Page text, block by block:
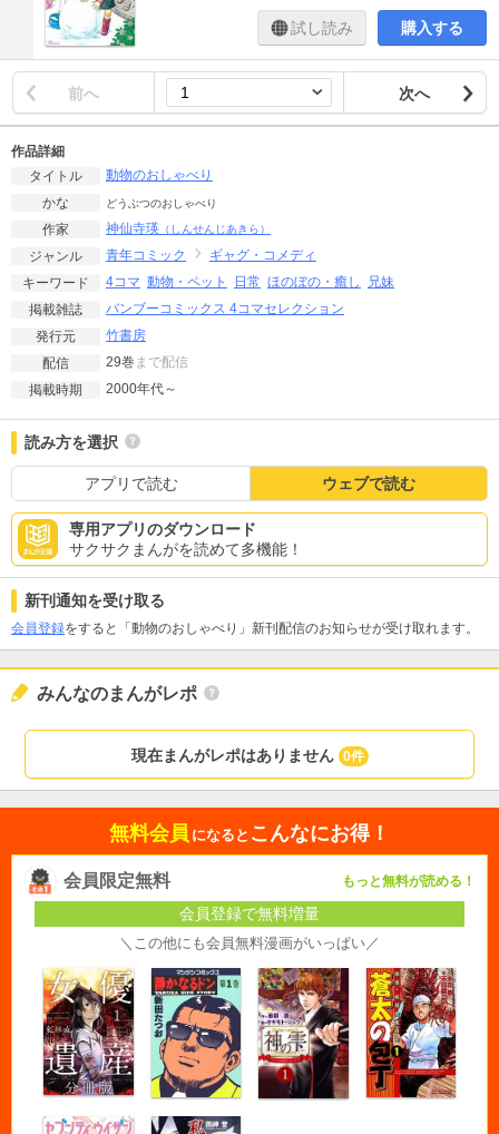
試し読み 購入する
前へ 次へ
作品詳細
タイトル
動物のおしゃべり
かな
どうぶつのおしゃべり
作家 神仙寺瑛 （しんせんじあきら）
ジャンル 青年コミック
ギャグ・コメディ
キーワード
4コマ 動物・ペット 日常 ほのぼの・癒し
兄妹
掲載雑誌
バンブーコミックス 4コマセレクション
発行元
竹書房
配信
29巻 まで配信
掲載時期
2000年代～
読み方を選択
アプリで読む ウェブで読む
専用アプリのダウンロード
サクサクまんがを読めて多機能！
新刊通知を受け取る
会員登録をすると「動物のおしゃべり」新刊配信のお知らせが受け取れます。
みんなのまんがレポ
現在まんがレポはありません 0件
無料会員 になると こんなにお得！
会員限定無料 もっと無料が読める！
会員登録で無料増量
＼この他にも会員無料漫画がいっぱい／